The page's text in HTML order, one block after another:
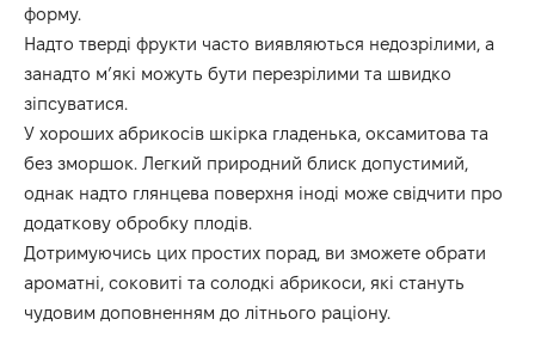
форму.
Надто тверді фрукти часто виявляються недозрілими, а
занадто м’які можуть бути перезрілими та швидко
зіпсуватися.
У хороших абрикосів шкірка гладенька, оксамитова та
без зморшок. Легкий природний блиск допустимий,
однак надто глянцева поверхня іноді може свідчити про
додаткову обробку плодів.
Дотримуючись цих простих порад, ви зможете обрати
ароматні, соковиті та солодкі абрикоси, які стануть
чудовим доповненням до літнього раціону.